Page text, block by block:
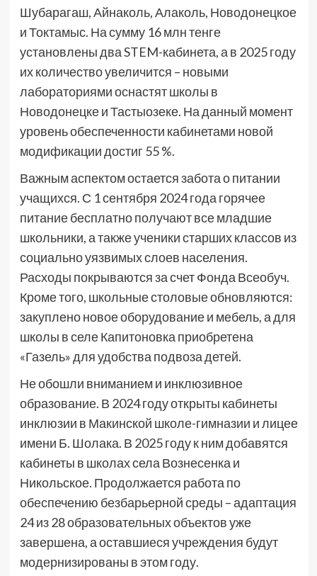
Шубарагаш, Айнаколь, Алаколь, Новодонецкое
и Токтамыс. На сумму 16 млн тенге
установлены два STEM-кабинета, а в 2025 году
их количество увеличится – новыми
лабораториями оснастят школы в
Новодонецке и Тастыозеке. На данный момент
уровень обеспеченности кабинетами новой
модификации достиг 55 %.
Важным аспектом остается забота о питании
учащихся. С 1 сентября 2024 года горячее
питание бесплатно получают все младшие
школьники, а также ученики старших классов из
социально уязвимых слоев населения.
Расходы покрываются за счет Фонда Всеобуч.
Кроме того, школьные столовые обновляются:
закуплено новое оборудование и мебель, а для
школы в селе Капитоновка приобретена
«Газель» для удобства подвоза детей.
Не обошли вниманием и инклюзивное
образование. В 2024 году открыты кабинеты
инклюзии в Макинской школе-гимназии и лицее
имени Б. Шолака. В 2025 году к ним добавятся
кабинеты в школах села Вознесенка и
Никольское. Продолжается работа по
обеспечению безбарьерной среды – адаптация
24 из 28 образовательных объектов уже
завершена, а оставшиеся учреждения будут
модернизированы в этом году.